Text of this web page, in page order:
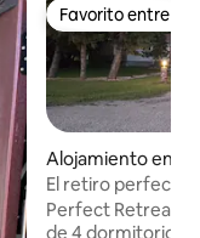
Favorito entre
Favorito entre
Alojamiento en
El retiro perfecto
Perfect Retreat
de 4 dormitorios